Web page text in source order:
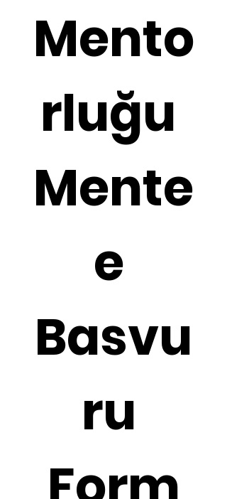
Mento
rluğu
Mente
e
Basvu
ru